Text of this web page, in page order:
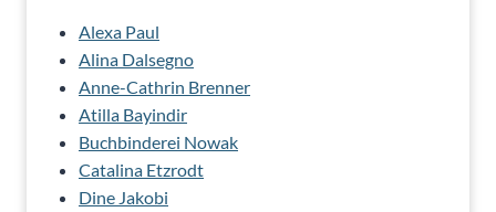
Alexa Paul
Alina Dalsegno
Anne-Cathrin Brenner
Atilla Bayindir
Buchbinderei Nowak
Catalina Etzrodt
Dine Jakobi